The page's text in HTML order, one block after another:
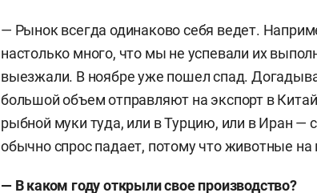
— Рынок всегда одинаково себя ведет.
настолько много, что мы не успевали их
выезжали. В ноябре уже пошел спад.
большой объем отправляют на экспорт в
рыбной муки туда, или в Турцию, или в Иран —
обычно спрос падает, потому что животные на
— В каком году открыли свое производство?